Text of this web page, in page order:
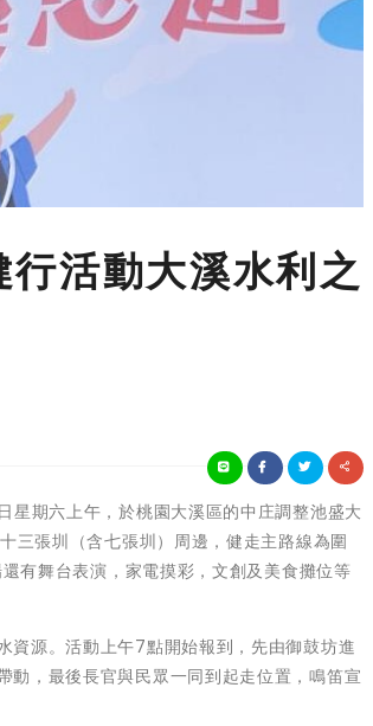
活動大溪水利之
期六上午，於桃園大溪區的中庄調整池盛大
三張圳（含七張圳）周邊，健走主路線為圍
有舞台表演，家電摸彩，文創及美食攤位等
資源。活動上午7點開始報到，先由御鼓坊進
動，最後長官與民眾一同到起走位置，鳴笛宣